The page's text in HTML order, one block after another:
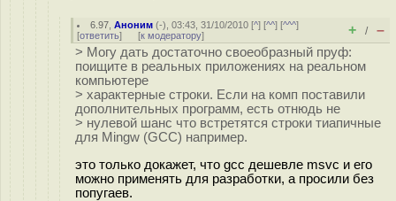
6.97 ,Аноним (-), 03:43, 31/10/2010 [^] [^^] [^^^]
[ответить] [к модератору] + / –
> Могу дать достаточно своеобразный пруф:
поищите в реальных приложениях на реальном
компьютере
> характерные строки. Если на комп поставили
дополнительных программ, есть отнюдь не
> нулевой шанс что встретятся строки тиапичные
для Mingw (GCC) например.
это только докажет, что gcc дешевле msvc и его
можно применять для разработки, а просили без
попугаев.